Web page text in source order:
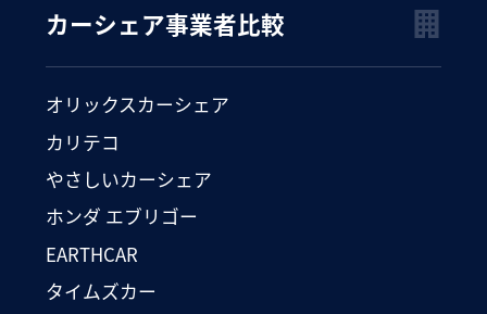
カーシェア事業者比較
オリックスカーシェア
カリテコ
やさしいカーシェア
ホンダ エブリゴー
EARTHCAR
タイムズカー